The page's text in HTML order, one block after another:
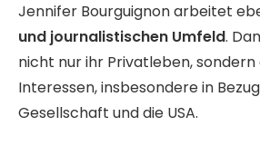
Jennifer Bourguignon arbeitet
und journalistischen Umfeld.
nicht nur ihr Privatleben,
Interessen, insbesondere in
Gesellschaft und die USA.